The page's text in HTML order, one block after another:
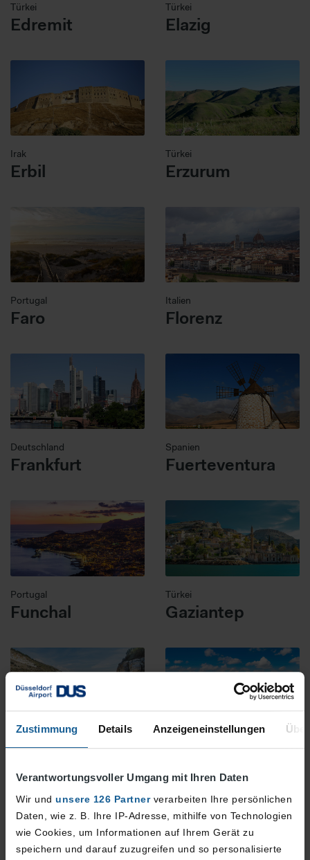
Zustimmung Details Anzeigeneinstellungen
Verantwortungsvoller Umgang mit Ihren Daten
Wir und unsere 126 Partnerverarbeiten Ihre persönlichen
Daten, wie z. B. Ihre IP-Adresse, mithilfe von Technologien
wie Cookies, um Informationen auf Ihrem Gerät zu
speichern und darauf zuzugreifen und so personalisierte
Türkei
Edremit
Türkei
Elazig
Irak
Erbil
Türkei
Erzurum
Portugal
Faro
Italien
Florenz
Deutschland
Frankfurt
Spanien
Fuerteventura
Portugal
Funchal
Türkei
Gaziantep